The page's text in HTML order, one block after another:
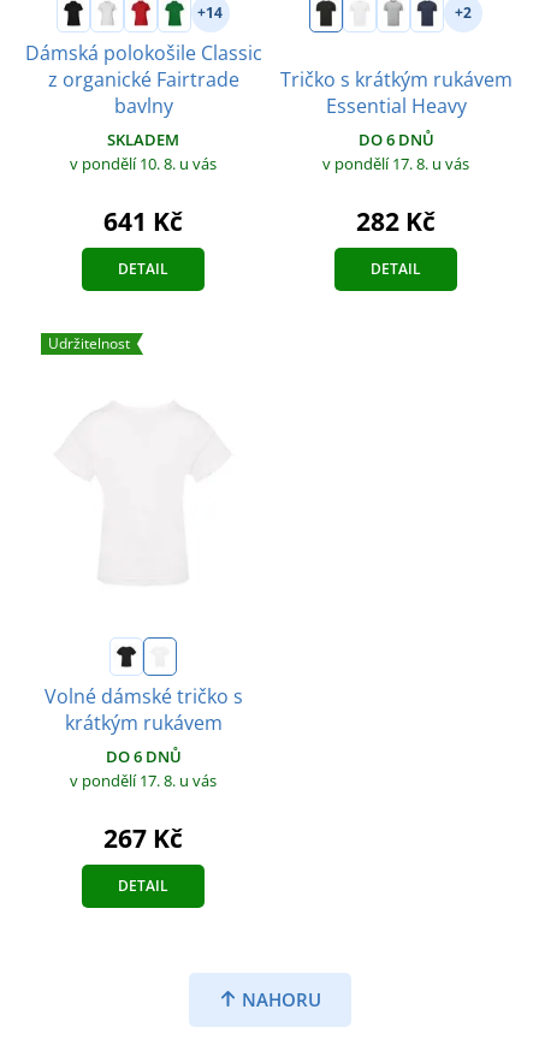
+14
Dámská polokošile Classic
z organické Fairtrade
bavlny
SKLADEM
v pondělí 10. 8. u vás
641 Kč
DETAIL
+2
Tričko s krátkým rukávem
Essential Heavy
DO 6 DNŮ
v pondělí 17. 8. u vás
282 Kč
DETAIL
Udržitelnost
Volné dámské tričko s
krátkým rukávem
DO 6 DNŮ
v pondělí 17. 8. u vás
267 Kč
DETAIL
NAHORU